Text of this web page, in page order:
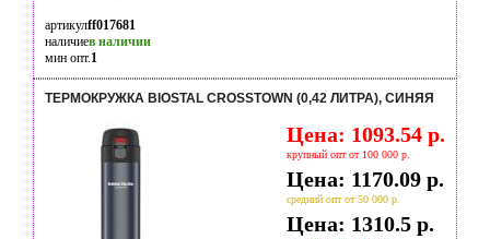
артикулff017681
наличиев наличии
мин опт.1
ТЕРМОКРУЖКА BIOSTAL CROSSTOWN (0,42 ЛИТРА), СИНЯЯ
Цена: 1093.54 р.
крупный опт от 100 000 р.
Цена: 1170.09 р.
средний опт от 50 000 р.
Цена: 1310.5 р.